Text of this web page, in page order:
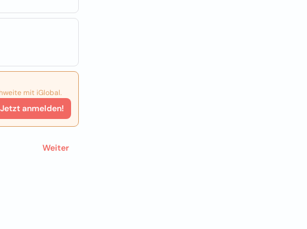
mit iGlobal.
Jetzt anmelden!
Weiter